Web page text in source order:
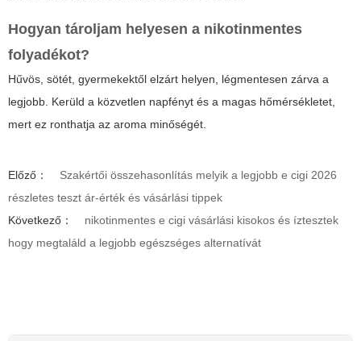
Hogyan tároljam helyesen a nikotinmentes
folyadékot?
Hűvös, sötét, gyermekektől elzárt helyen, légmentesen zárva a
legjobb. Kerüld a közvetlen napfényt és a magas hőmérsékletet,
mert ez ronthatja az aroma minőségét.
Előző：
Szakértői összehasonlítás melyik a legjobb e cigi 2026
részletes teszt ár-érték és vásárlási tippek
Következő：
nikotinmentes e cigi vásárlási kisokos és íztesztek
hogy megtaláld a legjobb egészséges alternatívát